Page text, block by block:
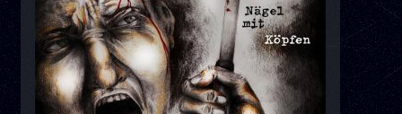
Kontakt
Links